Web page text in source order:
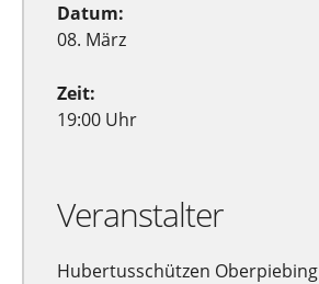
Datum:
08. März
Zeit:
19:00 Uhr
Veranstalter
Hubertusschützen Oberpiebing